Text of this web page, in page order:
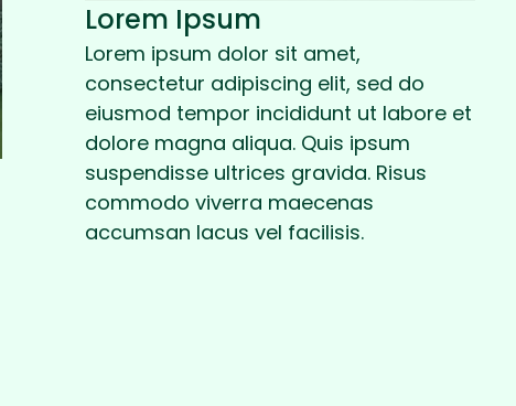
Lorem Ipsum
Lorem ipsum dolor sit amet,
consectetur adipiscing elit, sed do
eiusmod tempor incididunt ut labore et
dolore magna aliqua. Quis ipsum
suspendisse ultrices gravida. Risus
commodo viverra maecenas
accumsan lacus vel facilisis.